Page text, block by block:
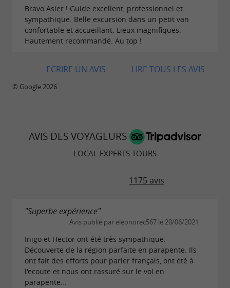
Bravo Asier ! Guide excellent, professionnel et
sympathique. Belle excursion dans un petit van
confortable et accueillant. Lieux magnifiques.
Hautement recommandé. Au top !
LIRE TOUS LES AVIS
ECRIRE UN AVIS
© Google 2026
AVIS DES VOYAGEURS
LOCAL EXPERTS TOURS
1175 avis
"Superbe expérience"
Avis publié par eleonorec567 le 20/06/2021
Inigo et Hector ont été très sympathique.
Découverte de la région parfaite en parapente. Ils
ont fait des efforts pour parler français, ont été à
l'ecoute et nous ont rassuré sur le vol en
parapente...